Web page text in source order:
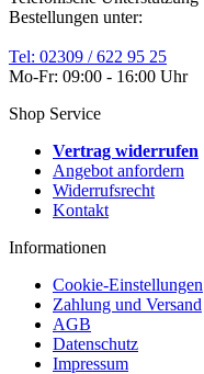
Bestellungen unter:
Tel: 02309 / 622 95 25
Mo-Fr: 09:00 - 16:00 Uhr
Shop Service
Vertrag widerrufen
Angebot anfordern
Widerrufsrecht
Kontakt
Informationen
Cookie-Einstellungen
Zahlung und Versand
AGB
Datenschutz
Impressum